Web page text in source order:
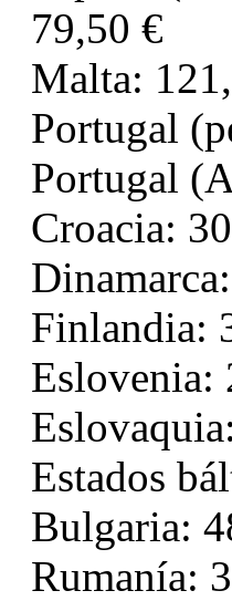
79,50 €
Malta:
Portugal
Portugal
Croacia:
Finlandia:
Eslovenia:
Estados
Bulgaria:
Rumanía: